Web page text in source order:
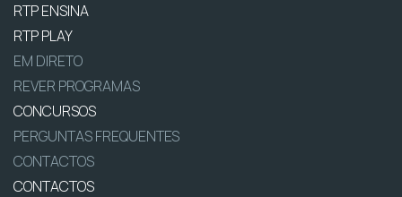
RTP ENSINA
RTP PLAY
EM DIRETO
REVER PROGRAMAS
CONCURSOS
PERGUNTAS FREQUENTES
CONTACTOS
CONTACTOS